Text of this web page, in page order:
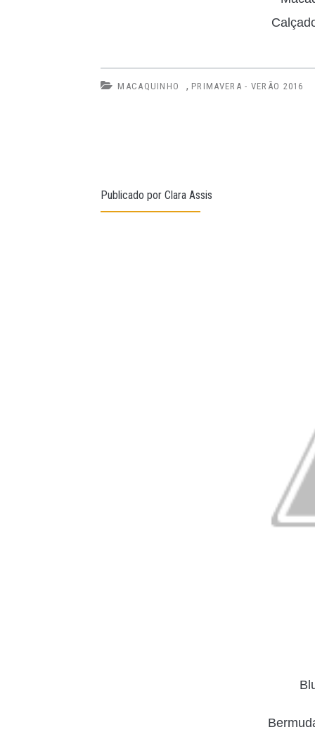
MACAQUINHO , PRIMAVERA - VERÃO 2016
Publicado porClara Assis